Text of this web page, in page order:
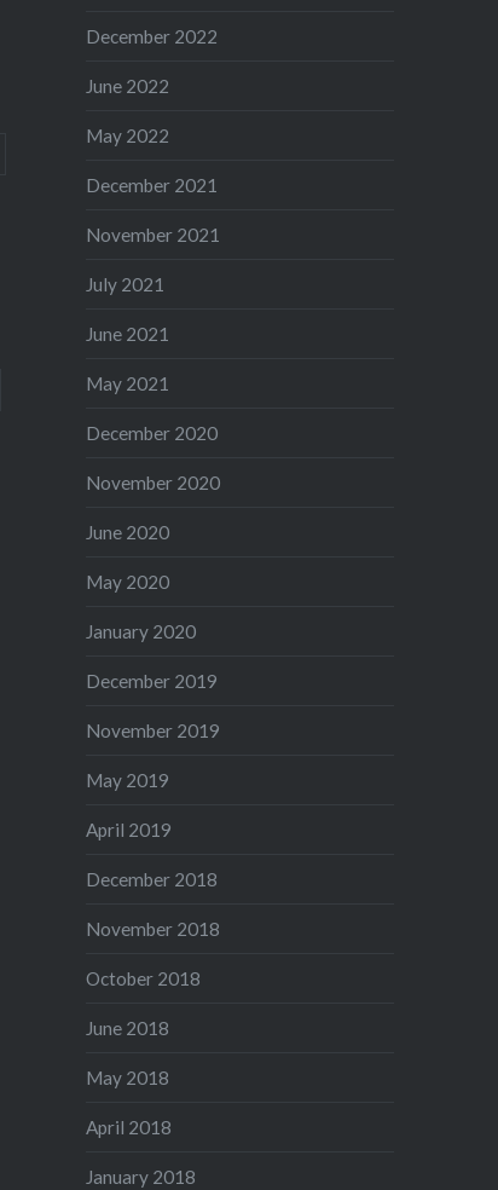
December 2022
June 2022
May 2022
December 2021
November 2021
July 2021
June 2021
May 2021
December 2020
November 2020
June 2020
May 2020
January 2020
December 2019
November 2019
May 2019
April 2019
December 2018
November 2018
October 2018
June 2018
May 2018
April 2018
January 2018